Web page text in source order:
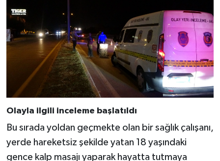
Olayla ilgili inceleme başlatıldı
Bu sırada yoldan geçmekte olan bir sağlık çalışanı,
yerde hareketsiz şekilde yatan 18 yaşındaki
gence kalp masajı yaparak hayatta tutmaya